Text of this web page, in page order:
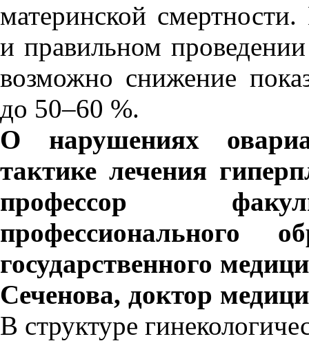
материнской
и правильном
возможно снижение
до 50–60 %.
О нарушениях
тактике лечения
профессор
профессионального
государственного
Сеченова, доктор
В структуре